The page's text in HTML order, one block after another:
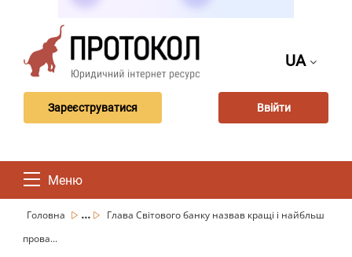
UA
Зареєструватися Ввійти
Меню
Головна ...
Глава Світового банку назвав кращі і найбльш
прова...